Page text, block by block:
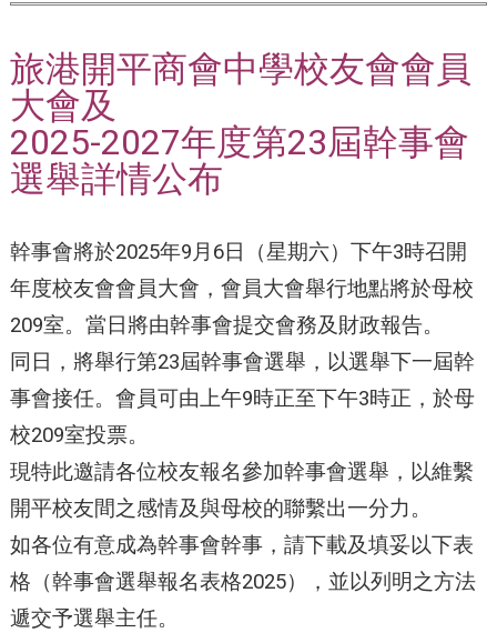
旅港開平商會中學校友會會員
大會及
2025-2027年度第23屆幹事會
選舉詳情公布
幹事會將於2025年9月6日（星期六）下午3時召開
年度校友會會員大會，會員大會舉行地點將於母校
209室。當日將由幹事會提交會務及財政報告。
同日，將舉行第23屆幹事會選舉，以選舉下一屆幹
事會接任。會員可由上午9時正至下午3時正，於母
校209室投票。
現特此邀請各位校友報名參加幹事會選舉，以維繫
開平校友間之感情及與母校的聯繫出一分力。
如各位有意成為幹事會幹事，請下載及填妥以下表
格（幹事會選舉報名表格2025），並以列明之方法
遞交予選舉主任。